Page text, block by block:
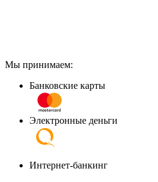
Мы принимаем:
Банковские карты
Электронные деньги
Интернет-банкинг